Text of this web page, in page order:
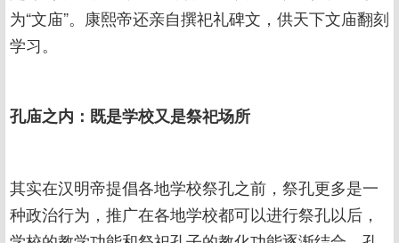
为“文庙”。康熙帝还亲自撰祀礼碑文，供天下文庙翻刻
学习。
孔庙之内：既是学校又是祭祀场所
其实在汉明帝提倡各地学校祭孔之前，祭孔更多是一
种政治行为，推广在各地学校都可以进行祭孔以后，